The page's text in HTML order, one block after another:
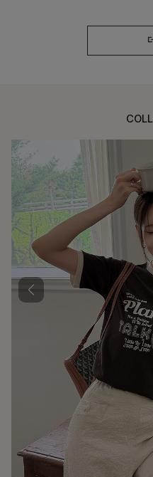
가장 쉬운 코디
특별한 날부터 일상까지 함께하는 룩
쥬빌스트링 포켓원피스
17%
리뷰 카운트 영역
블룬티 나시원피스+셔
15%31,900원
리뷰 카운트 영역
캣시어서커 버튼카라원
79,900